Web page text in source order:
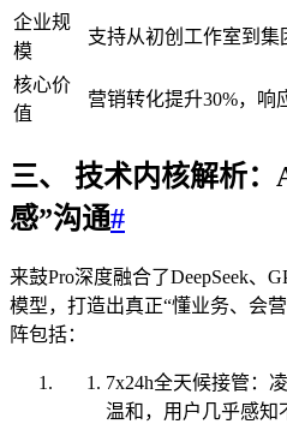
企业规
模
支持从初创工作室到集
核心价
值
营销转化提升30%，响
三、 技术内核解析
感”沟通#
来鼓Pro深度融合了DeepSeek、
模型，打造出真正“懂业务、会
阵包括：
7x24h全天候接管：
温和，用户几乎感知